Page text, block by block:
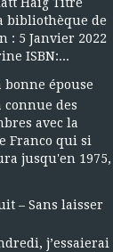
bibliothèque de
: 5 Janvier 2022
ISBN:...
bonne épouse
connue des
avec la
Franco qui si
jusqu'en 1975,
– Sans laisser
j’essaierai